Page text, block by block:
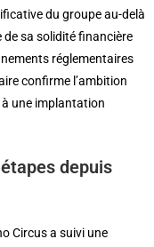
du groupe au-delà
de sa solidité financière
réglementaires
confirme l’ambition
à une implantation
depuis
Circus a suivi une